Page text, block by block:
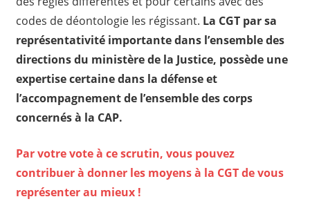
codes de déontologie les régissant. La CGT par sa
représentativité importante dans l’ensemble des
directions du ministère de la Justice, possède une
expertise certaine dans la défense et
l’accompagnement de l’ensemble des corps
concernés à la CAP.
Par votre vote à ce scrutin, vous pouvez
contribuer à donner les moyens à la CGT de vous
représenter au mieux !